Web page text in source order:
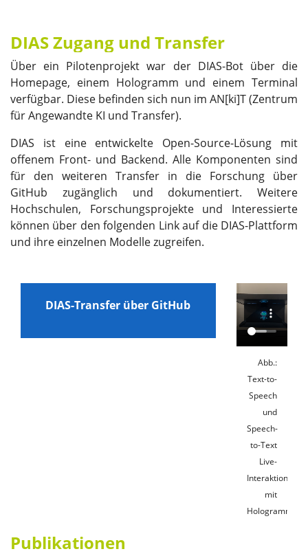
DIAS Zugang und Transfer
Über ein Pilotenprojekt war der DIAS-Bot über die
Homepage, einem Hologramm und einem Terminal
verfügbar. Diese befinden sich nun im AN[ki]T (Zentrum
für Angewandte KI und Transfer).
DIAS ist eine entwickelte Open-Source-Lösung mit
offenem Front- und Backend. Alle Komponenten sind
für den weiteren Transfer in die Forschung über
GitHub zugänglich und dokumentiert. Weitere
Hochschulen, Forschungsprojekte und Interessierte
können über den folgenden Link auf die DIAS-Plattform
und ihre einzelnen Modelle zugreifen.
DIAS-Transfer über GitHub
Abb.:
Text-to-
Speech
und
Speech-
to-Text
Live-
Interaktion
mit
Hologramm
Publikationen